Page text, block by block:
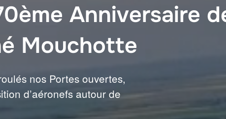
Anniversaire
Mouchotte
nos Portes ouvertes,
d’aéronefs autour de